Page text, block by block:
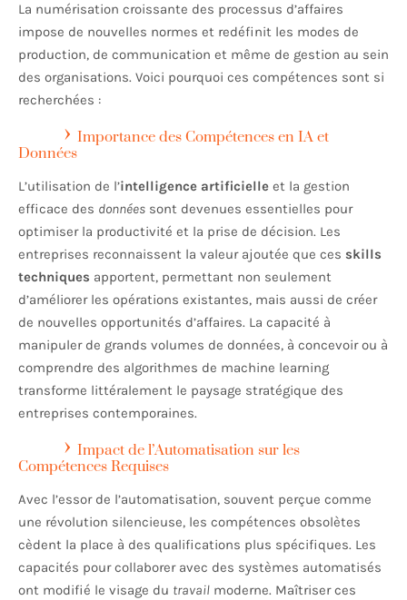
La numérisation croissante des processus d’affaires
impose de nouvelles normes et redéfinit les modes de
production, de communication et même de gestion au sein
des organisations. Voici pourquoi ces compétences sont si
recherchées :
Importance des Compétences en IA et
Données
L’utilisation de l’intelligence artificielle et la gestion
efficace des données sont devenues essentielles pour
optimiser la productivité et la prise de décision. Les
entreprises reconnaissent la valeur ajoutée que ces skills
techniques apportent, permettant non seulement
d’améliorer les opérations existantes, mais aussi de créer
de nouvelles opportunités d’affaires. La capacité à
manipuler de grands volumes de données, à concevoir ou à
comprendre des algorithmes de machine learning
transforme littéralement le paysage stratégique des
entreprises contemporaines.
Impact de l’Automatisation sur les
Compétences Requises
Avec l’essor de l’automatisation, souvent perçue comme
une révolution silencieuse, les compétences obsolètes
cèdent la place à des qualifications plus spécifiques. Les
capacités pour collaborer avec des systèmes automatisés
ont modifié le visage du travail moderne. Maîtriser ces